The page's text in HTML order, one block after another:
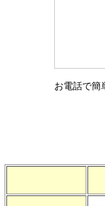
お電話で簡